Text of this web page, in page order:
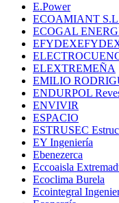
E.Power
ECOAMIANT
ECOGAL
ELEXTREMEÑA
EMILIO
ENDURPOL
ENVIVIR
ESPACIO
ESTRUSEC
EY Ingeniería
Ebenezerca
Eccoaisla
Ecoclima Burela
Ecointegral